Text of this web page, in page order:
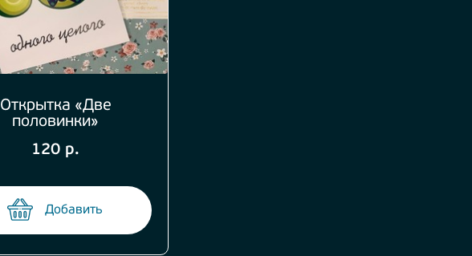
Открытка «Две
половинки»
120 р.
Добавить